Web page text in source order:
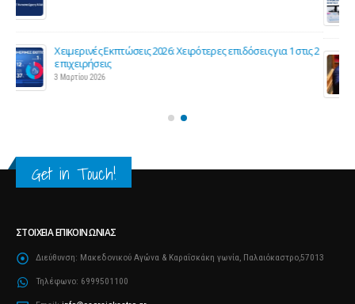
Προς μείωση της προκαταβολής φόρου για επαγγελματίες
και επιχειρήσεις
25 Φεβρουαρίου 2026
Get in Touch!
ΣΤΟΙΧΕΊΑ ΕΠΙΚΟΙΝΩΝΊΑΣ
Διεύθυνση: Μακεδονικού Αγώνα & Καραΐσκάκη γωνία, Παλαιόκαστρο,57013
Τηλέφωνο: 6999501100